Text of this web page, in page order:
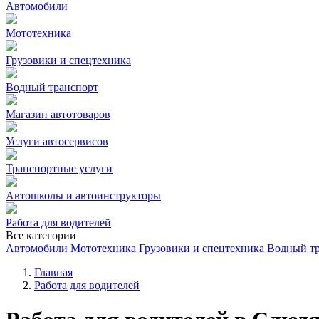
Автомобили
Мототехника
Грузовики и спецтехника
Водный транспорт
Магазин автотоваров
Услуги автосервисов
Транспортные услуги
Автошколы и автоинструкторы
Работа для водителей
Все категории
Автомобили Мототехника Грузовики и спецтехника Водный
Главная
Работа для водителей